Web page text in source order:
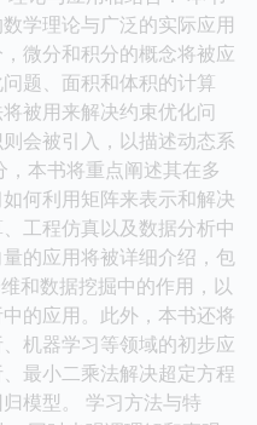
学理论与广泛的实际应用
微分和积分的概念将被应
题、面积和体积的计算
被用来解决约束优化问
会被引入，以描述动态系
本书将重点阐述其在多
何利用矩阵来表示和解决
工程仿真以及数据分析中
的应用将被详细介绍，包
和数据挖掘中的作用，以
的应用。此外，本书还将
机器学习等领域的初步应
最小二乘法解决超定方程
模型。 学习方法与特